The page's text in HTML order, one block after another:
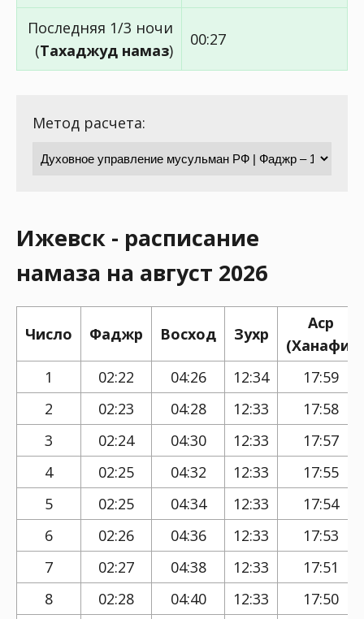
Последняя 1/3 ночи
(Тахаджуд намаз)
00:27
Метод расчета:
Ижевск - расписание
намаза на август 2026
Число Фаджр Восход Зухр
Аср
(Ханафи)
1
02:22 04:26 12:34
17:59
2
02:23 04:28 12:33
17:58
3
02:24 04:30 12:33
17:57
4
02:25 04:32 12:33
17:55
5
02:25 04:34 12:33
17:54
6
02:26 04:36 12:33
17:53
7
02:27 04:38 12:33
17:51
8
02:28 04:40 12:33
17:50